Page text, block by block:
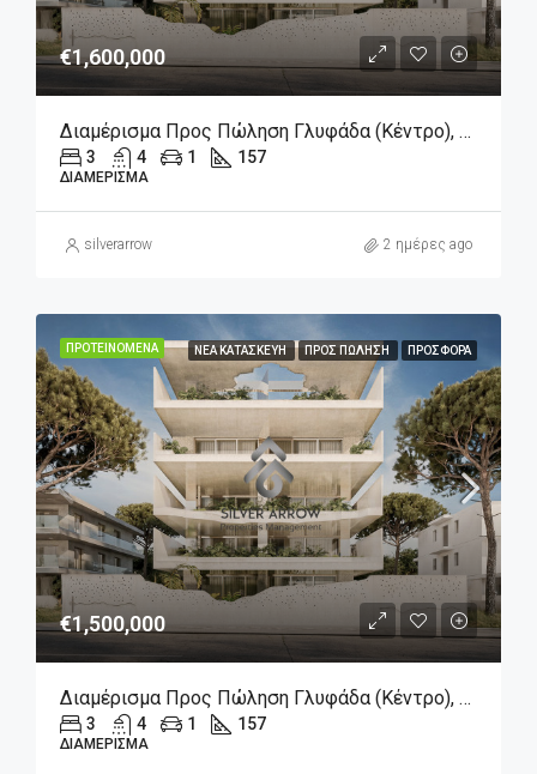
€1,600,000
Διαμέρισμα Προς Πώληση Γλυφάδα (Κέντρο), 1.600.000€, 157 Τ.μ.
3 4 1 157
ΔΙΑΜΈΡΙΣΜΑ
silverarrow 2 ημέρες ago
ΠΡΟΤΕΙΝΌΜΕΝΑ ΝΈΑ ΚΑΤΑΣΚΕΥΉ ΠΡΟΣ ΠΏΛΗΣΗ ΠΡΟΣΦΟΡΆ
€1,500,000
Διαμέρισμα Προς Πώληση Γλυφάδα (Κέντρο), 1.500.000€, 157 Τ.μ.
3 4 1 157
ΔΙΑΜΈΡΙΣΜΑ